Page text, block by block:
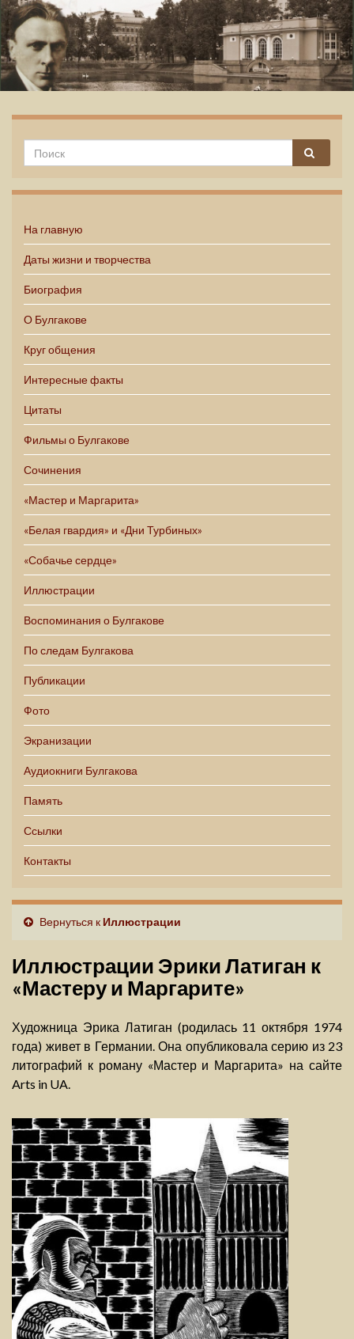
На главную
Даты жизни и творчества
Биография
О Булгакове
Круг общения
Интересные факты
Цитаты
Фильмы о Булгакове
Сочинения
«Мастер и Маргарита»
«Белая гвардия» и «Дни Турбиных»
«Собачье сердце»
Иллюстрации
Воспоминания о Булгакове
По следам Булгакова
Публикации
Фото
Экранизации
Аудиокниги Булгакова
Память
Ссылки
Контакты
Вернуться к Иллюстрации
Иллюстрации Эрики Латиган к
«Мастеру и Маргарите»
Художница Эрика Латиган (родилась 11 октября 1974
года) живет в Германии. Она опубликовала серию из 23
литографий к роману «Мастер и Маргарита» на сайте
Arts in UA.